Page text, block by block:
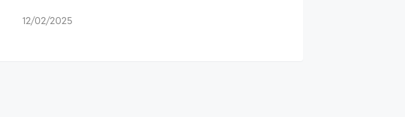
12/02/2025